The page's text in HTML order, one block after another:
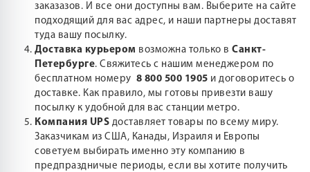
заказазов. И все они доступны вам. Выберите на сайте
подходящий для вас адрес, и наши партнеры доставят
туда вашу посылку.
Доставка курьером возможна только в Санкт-
Петербурге. Свяжитесь с нашим менеджером по
бесплатном номеру 8 800 500 1905 и договоритесь о
доставке. Как правило, мы готовы привезти вашу
посылку к удобной для вас станции метро.
Компания UPS доставляет товары по всему миру.
Заказчикам из США, Канады, Израиля и Европы
советуем выбирать именно эту компанию в
предпраздничые периоды, если вы хотите получить